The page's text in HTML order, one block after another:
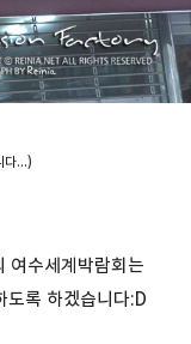
다...)
여수세계박람회는
도록 하겠습니다:D